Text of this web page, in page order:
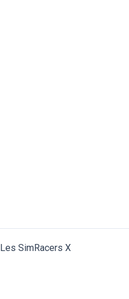
SimRacers X